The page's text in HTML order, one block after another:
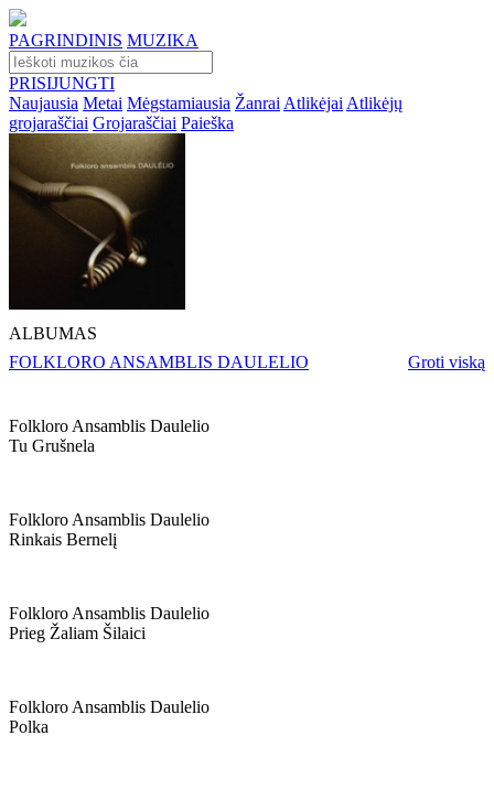
PAGRINDINIS MUZIKA
PRISIJUNGTI
Naujausia Metai Mėgstamiausia Žanrai Atlikėjai Atlikėjų
grojaraščiai Grojaraščiai Paieška
ALBUMAS
FOLKLORO ANSAMBLIS DAULELIO
Groti viską
Folkloro Ansamblis Daulelio
Tu Grušnela
Folkloro Ansamblis Daulelio
Rinkais Bernelį
Folkloro Ansamblis Daulelio
Prieg Žaliam Šilaici
Folkloro Ansamblis Daulelio
Polka